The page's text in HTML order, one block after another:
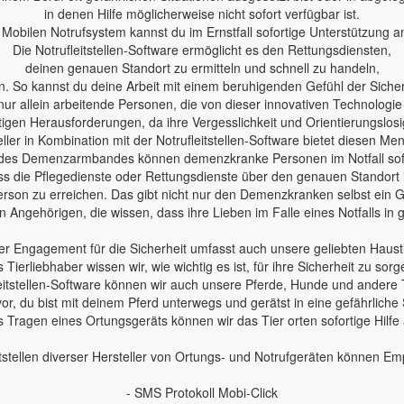
in denen Hilfe möglicherweise nicht sofort verfügbar ist.
Notrufsystem kannst du im Ernstfall sofortige Unterstützung
Die Notrufleitstellen-Software ermöglicht es den Rettungsdiensten,
deinen genauen Standort zu ermitteln und schnell zu handeln,
So kannst du deine Arbeit mit einem beruhigenden Gefühl der
allein arbeitende Personen, die von dieser innovativen
Herausforderungen, da ihre Vergesslichkeit und
in Kombination mit der Notrufleitstellen-Software bietet diesen
Demenzarmbandes können demenzkranke Personen im Notfall
die Pflegedienste oder Rettungsdienste über den genauen
zu erreichen. Das gibt nicht nur den Demenzkranken selbst ein
Angehörigen, die wissen, dass ihre Lieben im Falle eines Notfalls in
Engagement für die Sicherheit umfasst auch unsere geliebten
Tierliebhaber wissen wir, wie wichtig es ist, für ihre Sicherheit zu
Software können wir auch unsere Pferde, Hunde und andere
du bist mit deinem Pferd unterwegs und gerätst in eine gefährliche
Tragen eines Ortungsgeräts können wir das Tier orten sofortige
diverser Hersteller von Ortungs- und Notrufgeräten können
- SMS Protokoll Mobi-Click